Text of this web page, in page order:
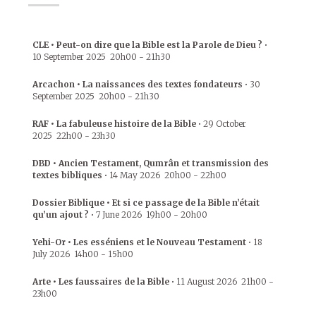
CLE • Peut-on dire que la Bible est la Parole de Dieu ? •
10 September 2025 20h00 - 21h30
Arcachon • La naissances des textes fondateurs • 30
September 2025 20h00 - 21h30
RAF • La fabuleuse histoire de la Bible • 29 October
2025 22h00 - 23h30
DBD • Ancien Testament, Qumrân et transmission des
textes bibliques • 14 May 2026 20h00 - 22h00
Dossier Biblique • Et si ce passage de la Bible n’était
qu’un ajout ? • 7 June 2026 19h00 - 20h00
Yehi-Or • Les esséniens et le Nouveau Testament • 18
July 2026 14h00 - 15h00
Arte • Les faussaires de la Bible • 11 August 2026 21h00 -
23h00